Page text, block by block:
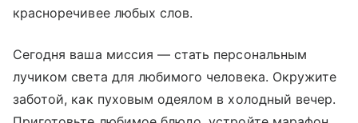
красноречивее любых слов.
Сегодня ваша миссия — стать персональным
лучиком света для любимого человека. Окружите
заботой, как пуховым одеялом в холодный вечер.